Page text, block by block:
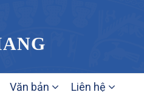
Văn bản Liên hệ